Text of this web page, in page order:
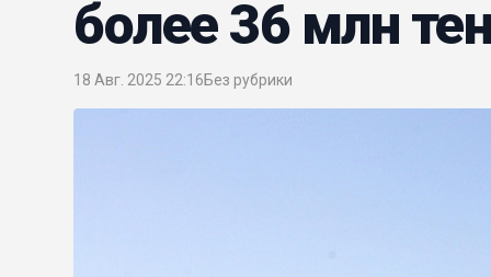
более 36 млн
18 Авг. 2025 22:16Без рубрики